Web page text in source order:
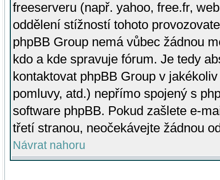
freeserveru (např. yahoo, free.fr,
oddělení stížností tohoto
phpBB Group nemá vůbec žádnou
kdo a kde spravuje fórum. Je tedy
kontaktovat phpBB Group v
pomluvy, atd.) nepřímo spojený s
software phpBB. Pokud zašlete e-
třetí stranou, neočekávejte žádnou
Návrat nahoru